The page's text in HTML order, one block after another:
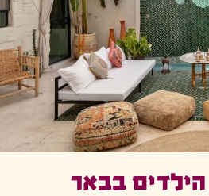
הילדים בבאר